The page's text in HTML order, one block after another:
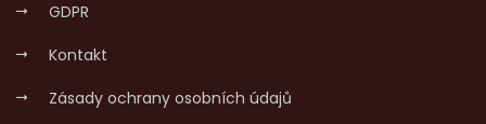
GDPR
Kontakt
Zásady ochrany osobních údajů